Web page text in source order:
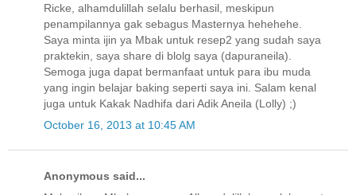
Ricke, alhamdulillah selalu berhasil, meskipun
penampilannya gak sebagus Masternya hehehehe.
Saya minta ijin ya Mbak untuk resep2 yang sudah saya
praktekin, saya share di blolg saya (dapuraneila).
Semoga juga dapat bermanfaat untuk para ibu muda
yang ingin belajar baking seperti saya ini. Salam kenal
juga untuk Kakak Nadhifa dari Adik Aneila (Lolly) ;)
October 16, 2013 at 10:45 AM
Anonymous said...